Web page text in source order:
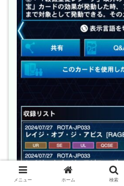
メニュー ホーム 検索